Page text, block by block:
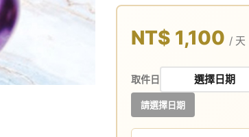
NT$ 1,100 / 天
取件日
請選擇日期